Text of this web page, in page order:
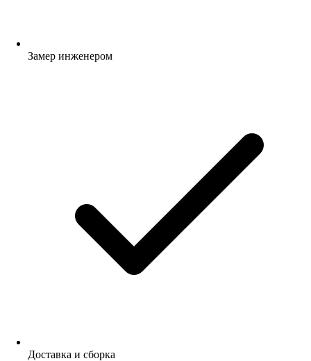
Замер инженером
Доставка и сборка